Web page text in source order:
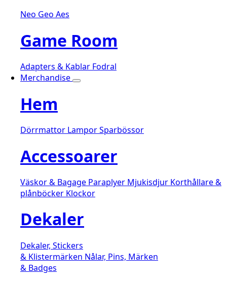
Neo Geo Aes
Game Room
Adapters & Kablar Fodral
Merchandise
Hem
Dörrmattor LamporSparbössor
Accessoarer
Väskor & Bagage Paraplyer Mjukisdjur Korthållare &
plånböcker Klockor
Dekaler
Dekaler, Stickers
& Klistermärken Nålar, Pins, Märken
& Badges